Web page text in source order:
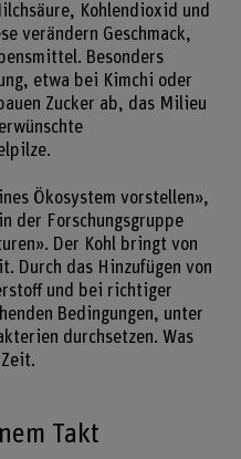
Kohlendioxid und
verändern Geschmack,
Besonders
etwa bei Kimchi oder
Zucker ab, das Milieu
Ökosystem vorstellen»,
der Forschungsgruppe
Der Kohl bringt von
Durch das Hinzufügen von
und bei richtiger
Bedingungen, unter
durchsetzen. Was
Takt